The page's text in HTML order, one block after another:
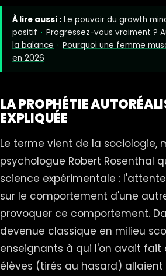
À lire aussi : Le pouvoir du growth
positif · Progressez-vous vraiment ?
la balance · Pourquoi une femme
en 2026
LA PROPHÉTIE
EXPLIQUÉE
Le terme vient de la sociologie,
psychologue Robert Rosenthal
science expérimentale :
sur le comportement d'une
provoquer ce comportement.
devenue classique en milieu
enseignants à qui l'on avait fait
élèves (tirés au hasard) allaient